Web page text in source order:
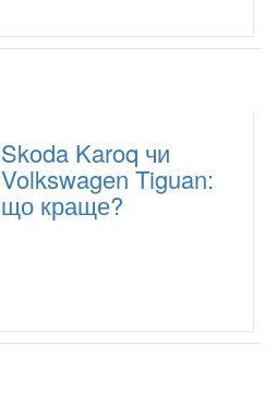
Skoda Karoq чи
Volkswagen Tiguan:
що краще?